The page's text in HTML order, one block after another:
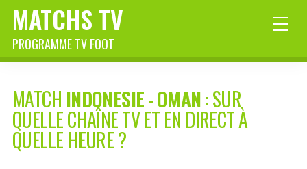
MATCHS TV
PROGRAMME TV FOOT
MATCH INDONESIE-OMAN: SUR
QUELLE CHAÎNE TV ET EN DIRECT À
QUELLE HEURE ?